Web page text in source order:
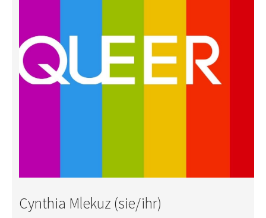
Cynthia Mlekuz (sie/ihr)